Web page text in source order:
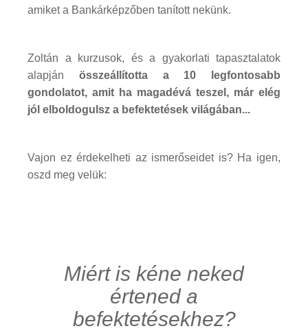
amiket a Bankárképzőben tanított nekünk.
Zoltán a kurzusok, és a gyakorlati tapasztalatok
alapján összeállította a 10 legfontosabb
gondolatot, amit ha magadévá teszel, már elég
jól elboldogulsz a befektetések világában...
Vajon ez érdekelheti az ismerőseidet is? Ha igen,
oszd meg velük:
Miért is kéne neked
értened a
befektetésekhez?